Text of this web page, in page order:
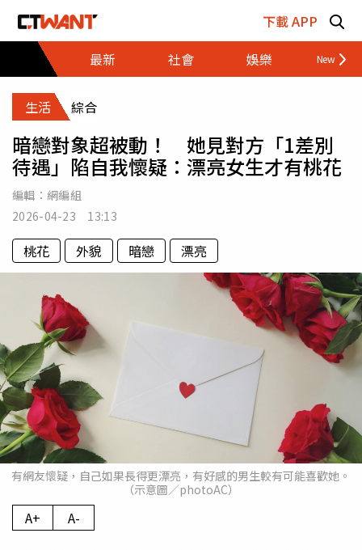
下載 APP
最新
社會 娛樂 財經
生活 綜合
暗戀對象超被動！ 她見對方「1差別
待遇」陷自我懷疑：漂亮女生才有桃花
編輯： 網編組
2026-04-23 13:13
桃花 外貌 暗戀 漂亮
有網友懷疑，自己如果長得更漂亮，有好感的男生較有可能喜歡她。
（示意圖／photoAC）
A+ A-